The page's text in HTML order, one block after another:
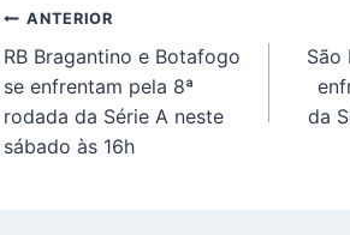
Navegação
de
Post
ANTERIOR
RB Bragantino e Botafogo
se enfrentam pela 8ª
rodada da Série A neste
sábado às 16h
São
da